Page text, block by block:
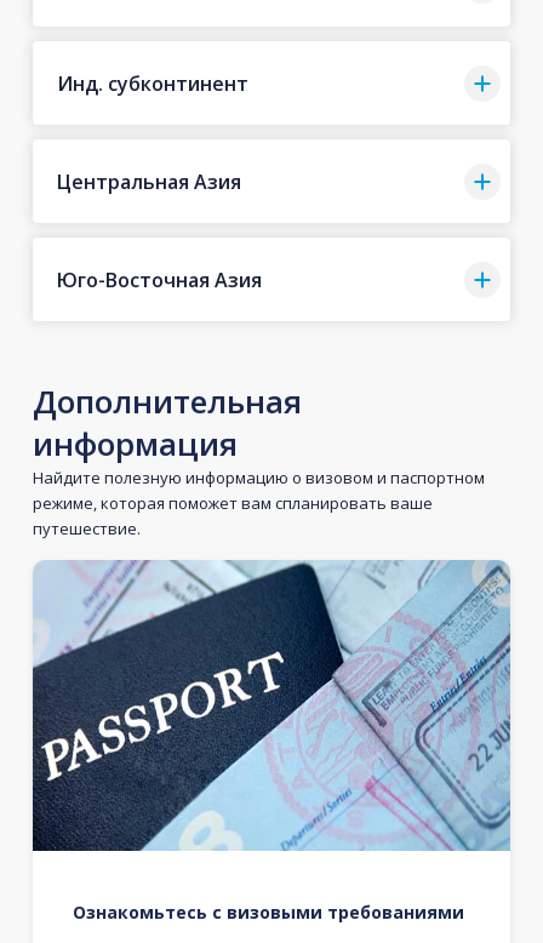
Инд. субконтинент
Центральная Азия
Юго-Восточная Азия
Дополнительная
информация
Найдите полезную информацию о визовом и паспортном
режиме, которая поможет вам спланировать ваше
путешествие.
Ознакомьтесь с визовыми требованиями